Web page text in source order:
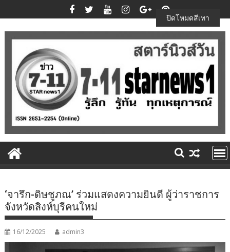
to
content
‘จารึก-ดิษชูภณ’ ร่วมแสดงความยินดี ผู้ว่าราชการ
จังหวัดสิงห์บุรีคนใหม่
16/12/2025 admin3
ปิดโหมดสีเทา